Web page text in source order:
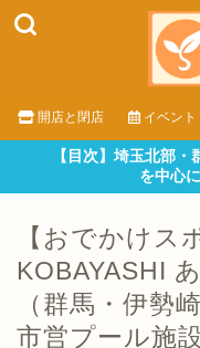
開店と閉店 イベント
【目次】埼玉北部
を中心
【おでかけス
KOBAYASHI
（群馬・伊勢
市営プール施